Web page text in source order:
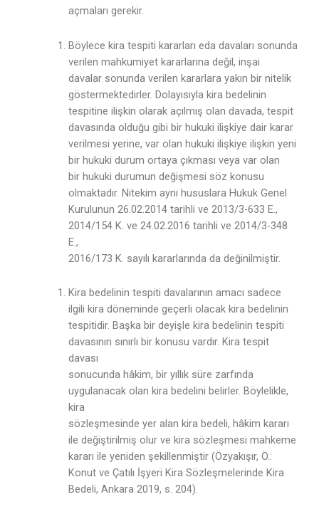
açmaları gerekir.
Böylece kira tespiti kararları eda davaları sonunda
verilen mahkumiyet kararlarına değil, inşai
davalar sonunda verilen kararlara yakın bir nitelik
göstermektedirler. Dolayısıyla kira bedelinin
tespitine ilişkin olarak açılmış olan davada, tespit
davasında olduğu gibi bir hukuki ilişkiye dair karar
verilmesi yerine, var olan hukuki ilişkiye ilişkin yeni
bir hukuki durum ortaya çıkması veya var olan
bir hukuki durumun değişmesi söz konusu
olmaktadır. Nitekim aynı hususlara Hukuk Genel
Kurulunun 26.02.2014 tarihli ve 2013/3-633 E.,
2014/154 K. ve 24.02.2016 tarihli ve 2014/3-348
E.,
2016/173 K. sayılı kararlarında da değinilmiştir.
Kira bedelinin tespiti davalarının amacı sadece
ilgili kira döneminde geçerli olacak kira bedelinin
tespitidir. Başka bir deyişle kira bedelinin tespiti
davasının sınırlı bir konusu vardır. Kira tespit
davası
sonucunda hâkim, bir yıllık süre zarfında
uygulanacak olan kira bedelini belirler. Böylelikle,
kira
sözleşmesinde yer alan kira bedeli, hâkim kararı
ile değiştirilmiş olur ve kira sözleşmesi mahkeme
kararı ile yeniden şekillenmiştir (Özyakışır, Ö.:
Konut ve Çatılı İşyeri Kira Sözleşmelerinde Kira
Bedeli, Ankara 2019, s. 204).